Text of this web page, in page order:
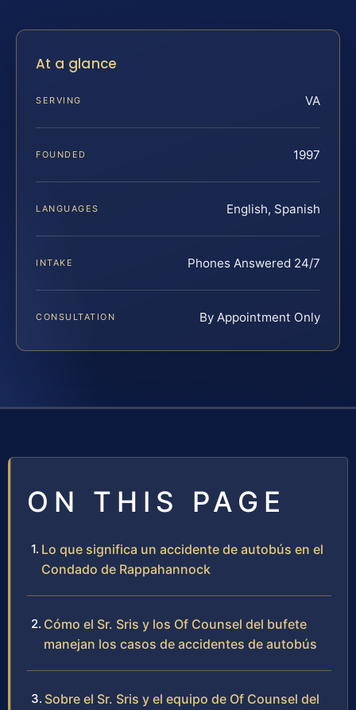
At a glance
SERVING VA
FOUNDED 1997
LANGUAGES English, Spanish
INTAKE Phones Answered 24/7
CONSULTATION By Appointment Only
ON THIS PAGE
Lo que significa un accidente de autobús en el
Condado de Rappahannock
Cómo el Sr. Sris y los Of Counsel del bufete
manejan los casos de accidentes de autobús
Sobre el Sr. Sris y el equipo de Of Counsel del